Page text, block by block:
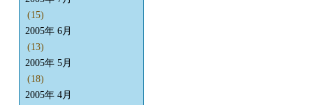
(15)
2005年 6月
(13)
2005年 5月
(18)
2005年 4月